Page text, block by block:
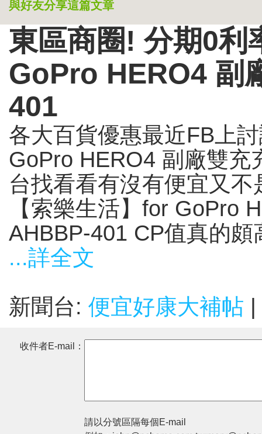
與好友分享這篇文章
東區商圈! 分期0利
GoPro HERO4 副
401
各大百貨優惠最近FB上
GoPro HERO4 副廠雙充
台找看看有沒有便宜又
【索樂生活】for GoPro
AHBBP-401 CP值真的
...詳全文
新聞台: 便宜好康大補帖
收件者E-mail：
請以分號區隔每個E-mail